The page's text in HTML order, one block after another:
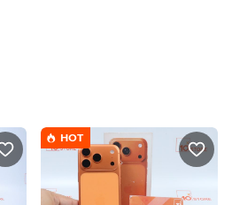
HOT